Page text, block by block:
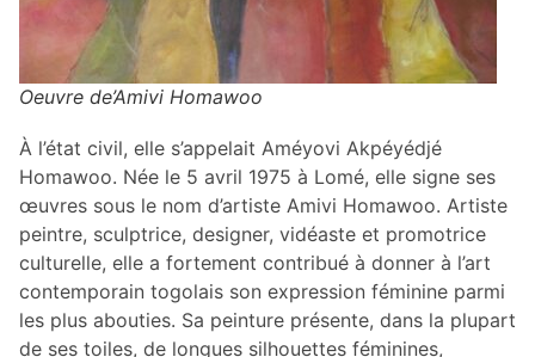
Oeuvre de’Amivi Homawoo
À l’état civil, elle s’appelait Améyovi Akpéyédjé
Homawoo. Née le 5 avril 1975 à Lomé, elle signe ses
œuvres sous le nom d’artiste Amivi Homawoo. Artiste
peintre, sculptrice, designer, vidéaste et promotrice
culturelle, elle a fortement contribué à donner à l’art
contemporain togolais son expression féminine parmi
les plus abouties. Sa peinture présente, dans la plupart
de ses toiles, de longues silhouettes féminines,